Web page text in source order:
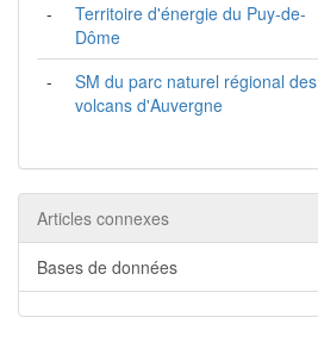
-
Territoire d'énergie du Puy-de-
Dôme
-
SM du parc naturel régional des
volcans d'Auvergne
Articles connexes
Bases de données